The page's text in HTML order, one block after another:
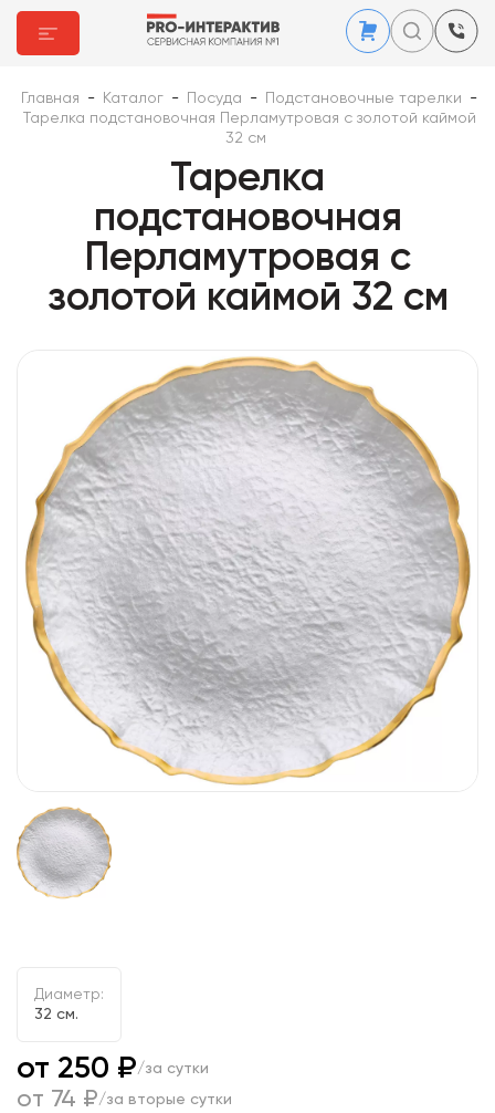
Главная - Каталог - Посуда - Подстановочные тарелки
-
Тарелка подстановочная Перламутровая с золотой каймой
32 см
Тарелка
подстановочная
Перламутровая с
золотой каймой 32 см
Диаметр:
32 см.
от 250 ₽/за сутки
от 74 ₽/за вторые сутки